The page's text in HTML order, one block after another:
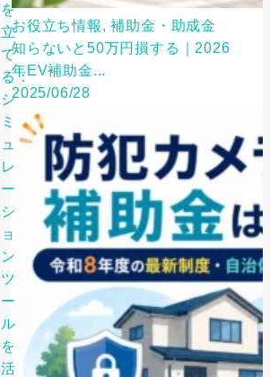
を
立
て
る：
シ
ミ
ュ
レ
ー
シ
ョ
ン
ツ
ー
ル
を
活
お役立ち情報, 補助金・助成金
知らないと50万円損する｜2026
年EV補助金...
2025/06/28